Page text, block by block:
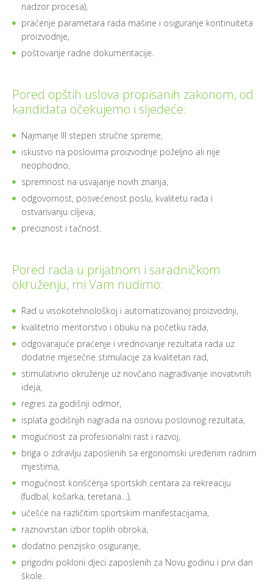
nadzor procesa),
praćenje parametara rada mašine i osiguranje kontinuiteta
proizvodnje,
poštovanje radne dokumentacije.
Pored opštih uslova propisanih zakonom, od
kandidata očekujemo i sljedeće:
Najmanje III stepen stručne spreme,
iskustvo na poslovima proizvodnje poželjno ali nije
neophodno,
spremnost na usvajanje novih znanja,
odgovornost, posvećenost poslu, kvalitetu rada i
ostvarivanju ciljeva,
preciznost i tačnost.
Pored rada u prijatnom i saradničkom
okruženju, mi Vam nudimo:
Rad u visokotehnološkoj i automatizovanoj proizvodnji,
kvalitetno mentorstvo i obuku na početku rada,
odgovarajuće praćenje i vrednovanje rezultata rada uz
dodatne mjesečne stimulacije za kvalitetan rad,
stimulativno okruženje uz novčano nagrađivanje inovativnih
ideja,
regres za godišnji odmor,
isplata godišnjih nagrada na osnovu poslovnog rezultata,
mogućnost za profesionalni rast i razvoj,
briga o zdravlju zaposlenih sa ergonomski uređenim radnim
mjestima,
mogućnost korišćenja sportskih centara za rekreaciju
(fudbal, košarka, teretana…),
učešće na različitim sportskim manifestacijama,
raznovrstan izbor toplih obroka,
dodatno penzijsko osiguranje,
prigodni pokloni djeci zaposlenih za Novu godinu i prvi dan
škole.